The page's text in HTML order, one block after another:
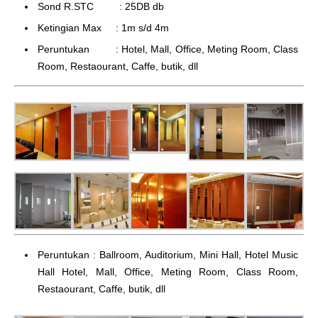
Sond R.STC : 25DB db
Ketingian Max : 1m s/d 4m
Peruntukan : Hotel, Mall, Office, Meting Room, Class
Room, Restaourant, Caffe, butik, dll
Peruntukan : Ballroom, Auditorium, Mini Hall, Hotel Music
Hall Hotel, Mall, Office, Meting Room, Class Room,
Restaourant, Caffe, butik, dll